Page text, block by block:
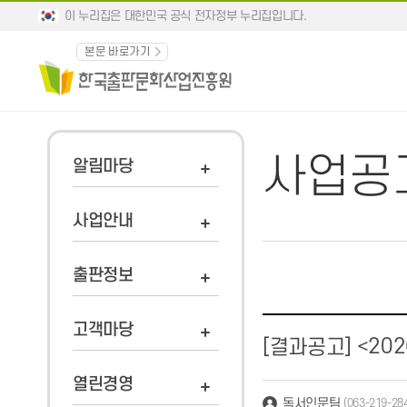
이 누리집은 대한민국 공식 전자정부 누리집입니다.
본문 바로가기
알림마당
사업안내
출판정보
고객마당
열린경영
사업공
[결과공고]
독서인문팀 (063-219-